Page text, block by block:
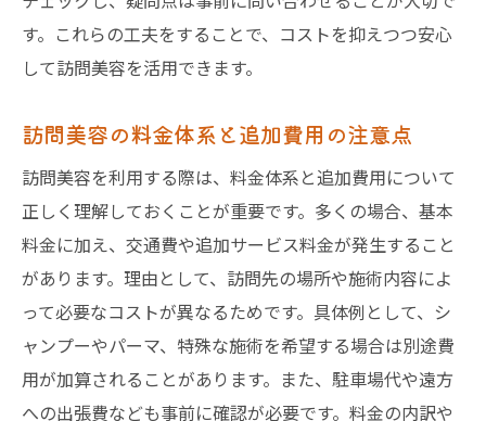
す。これらの工夫をすることで、コストを抑えつつ安心
して訪問美容を活用できます。
訪問美容の料金体系と追加費用の注意点
訪問美容を利用する際は、料金体系と追加費用について
正しく理解しておくことが重要です。多くの場合、基本
料金に加え、交通費や追加サービス料金が発生すること
があります。理由として、訪問先の場所や施術内容によ
って必要なコストが異なるためです。具体例として、シ
ャンプーやパーマ、特殊な施術を希望する場合は別途費
用が加算されることがあります。また、駐車場代や遠方
への出張費なども事前に確認が必要です。料金の内訳や